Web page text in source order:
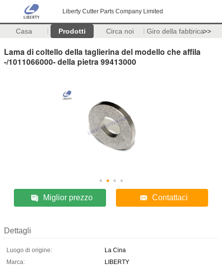
Liberty Cutter Parts Company Limited
Casa Prodotti Circa noi Giro della fabbrica>>
Lama di coltello della taglierina del modello che affila
-/1011066000- della pietra 99413000
Miglior prezzo Contattaci
Dettagli
Luogo di origine:
La Cina
Marca:
LIBERTY